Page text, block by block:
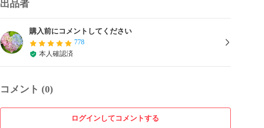
出品者
‪購入前にコメントしてください
778
本人確認済
コメント (0)
ログインしてコメントする